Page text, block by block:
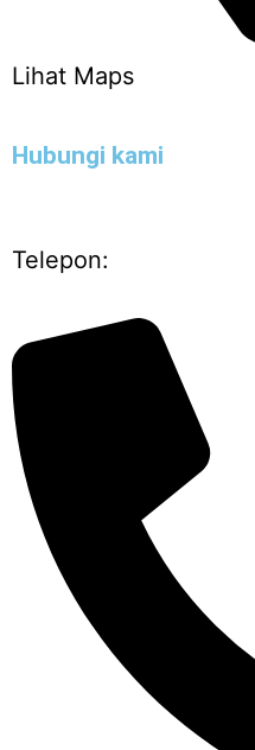
Lihat Maps
Hubungi kami
Telepon: